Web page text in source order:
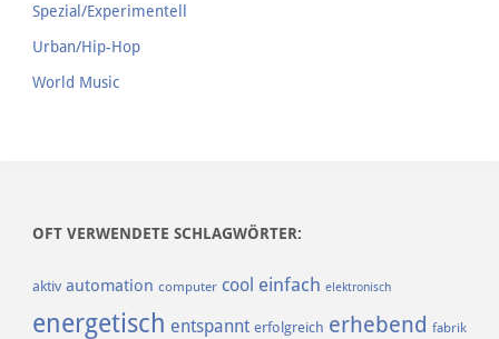
Spezial/Experimentell
Urban/Hip-Hop
World Music
OFT VERWENDETE SCHLAGWÖRTER:
aktiv automation computer cool einfach elektronisch
energetisch entspannt erfolgreich erhebend fabrik